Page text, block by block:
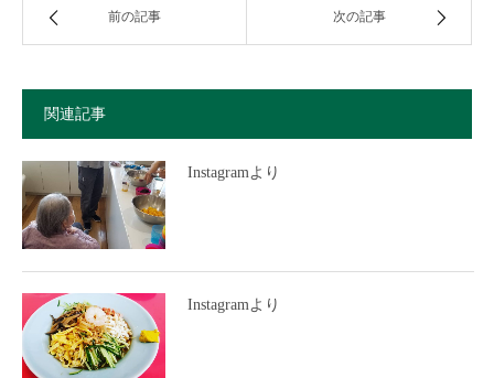
前の記事 次の記事
関連記事
Instagramより
Instagramより